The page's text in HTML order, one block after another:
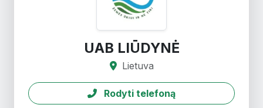
UAB LIŪDYNĖ
Lietuva
Rodyti telefoną